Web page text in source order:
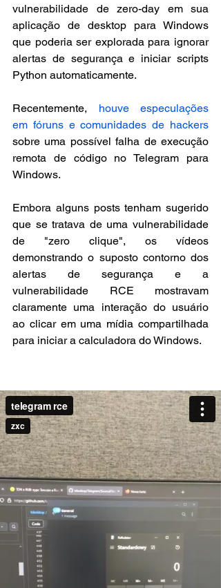
vulnerabilidade de zero-day em sua
aplicação de desktop para Windows
que poderia ser explorada para ignorar
alertas de segurança e iniciar scripts
Python automaticamente.
Recentemente, houve especulações
em fóruns e comunidades de hackers
sobre uma possível falha de execução
remota de código no Telegram para
Windows.
Embora alguns posts tenham sugerido
que se tratava de uma vulnerabilidade
de "zero clique", os vídeos
demonstrando o suposto contorno dos
alertas de segurança e a
vulnerabilidade RCE mostravam
claramente uma interação do usuário
ao clicar em uma mídia compartilhada
para iniciar a calculadora do Windows.